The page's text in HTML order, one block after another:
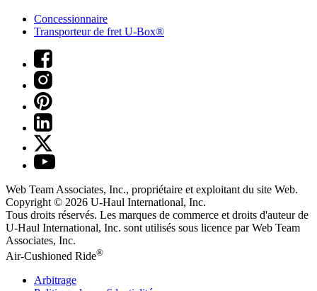
Concessionnaire
Transporteur de fret U-Box®
Web Team Associates, Inc., propriétaire et exploitant du site Web.
Copyright © 2026 U-Haul International, Inc.
Tous droits réservés. Les marques de commerce et droits d'auteur de
U-Haul International, Inc. sont utilisés sous licence par Web Team
Associates, Inc.
Air-Cushioned Ride®
Arbitrage